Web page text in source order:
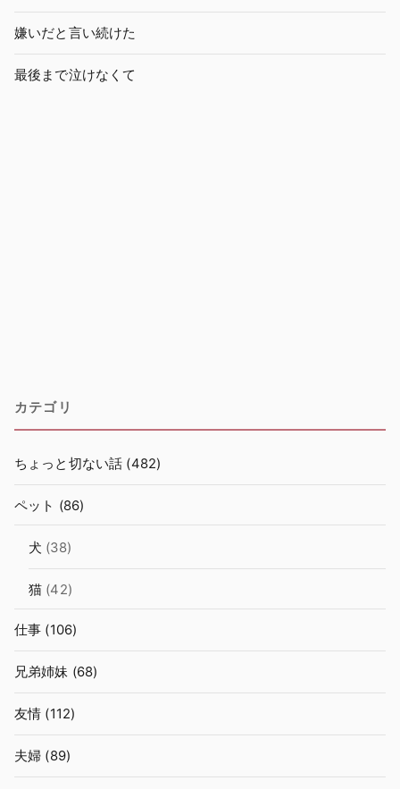
嫌いだと言い続けた
最後まで泣けなくて
カテゴリ
ちょっと切ない話 (482)
ペット (86)
犬 (38)
猫 (42)
仕事 (106)
兄弟姉妹 (68)
友情 (112)
夫婦 (89)